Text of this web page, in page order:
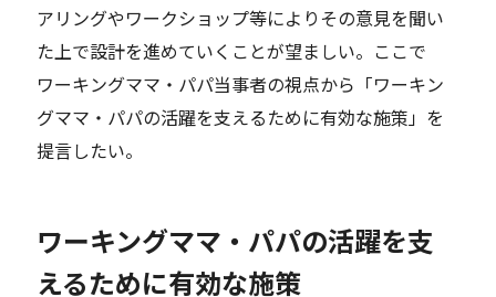
アリングやワークショップ等によりその意見を聞い
た上で設計を進めていくことが望ましい。ここで
ワーキングママ・パパ当事者の視点から「ワーキン
グママ・パパの活躍を支えるために有効な施策」を
提言したい。
ワーキングママ・パパの活躍を支
えるために有効な施策